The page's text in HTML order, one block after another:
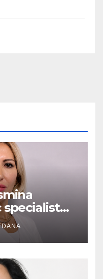
specialist